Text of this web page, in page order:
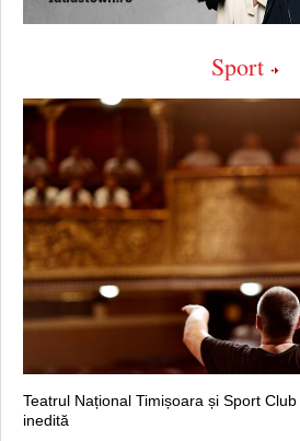
Sport
Teatrul Național Timișoara și Sport
inedită